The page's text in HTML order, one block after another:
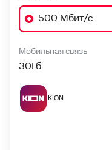
500 Мбит/с
Мобильная связь
30Гб
KION